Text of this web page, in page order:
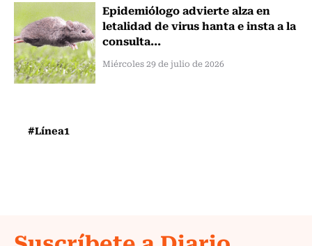
Epidemiólogo advierte alza en
letalidad de virus hanta e insta a la
consulta...
Miércoles 29 de julio de 2026
#Línea1